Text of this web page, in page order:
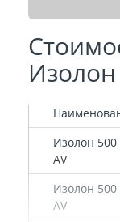
Изолон 500
AV
Изолон 500
AV